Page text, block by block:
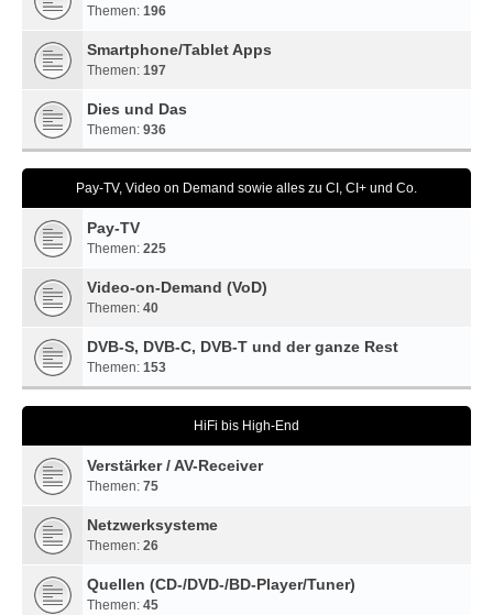
Themen: 196
Smartphone/Tablet Apps
Themen: 197
Dies und Das
Themen: 936
Pay-TV, Video on Demand sowie alles zu CI, CI+ und Co.
Pay-TV
Themen: 225
Video-on-Demand (VoD)
Themen: 40
DVB-S, DVB-C, DVB-T und der ganze Rest
Themen: 153
HiFi bis High-End
Verstärker / AV-Receiver
Themen: 75
Netzwerksysteme
Themen: 26
Quellen (CD-/DVD-/BD-Player/Tuner)
Themen: 45